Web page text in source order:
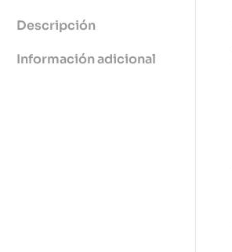
Descripción
Información adicional